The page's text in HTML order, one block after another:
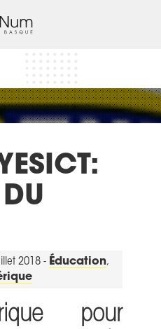
DU
2018 - Éducation,
pour